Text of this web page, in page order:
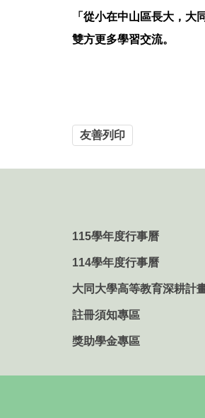
「從小在中山區長大，
雙方更多學習交流。
友善列印
115學年度行事曆
114學年度行事曆
大同大學高等教育深耕計
註冊須知專區
獎助學金專區